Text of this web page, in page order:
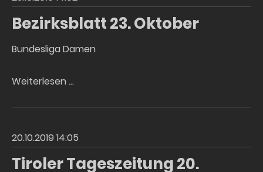
Bezirksblatt 23. Oktober
Bundesliga Damen
Weiterlesen …
Oktober
20.10.2019 14:05
Tiroler Tageszeitung 20.